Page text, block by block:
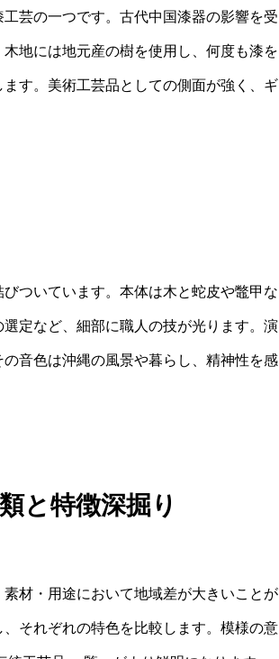
芸の一つです。古代中国漆器の影響を受
地には地元産の樹を使用し、何度も漆を
す。美術工芸品としての側面が強く、ギ
ついています。本体は木と蛇皮や鼈甲な
定など、細部に職人の技が光ります。演
音色は沖縄の風景や暮らし、精神性を感
と特徴深掘り
材・用途において地域差が大きいことが
それぞれの特色を比較します。模様の意